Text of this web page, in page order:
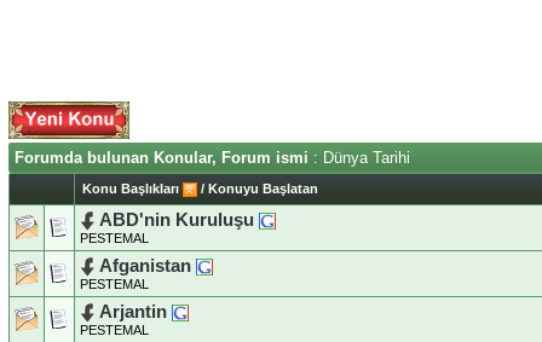
Forumda bulunan Konular, Forum ismi : Dünya Tarihi
Konu Başlıkları / Konuyu Başlatan
ABD'nin Kuruluşu
PESTEMAL
Afganistan
PESTEMAL
Arjantin
PESTEMAL